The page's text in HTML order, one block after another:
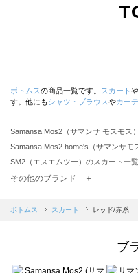
ボトムスの商品一覧です。 スカート や
す。他にもシャツ・ブラウスやカー
Samansa Mos2（サマンサ モスモス
Samansa Mos2 home's（サマンサモ
SM2（エスエムツー）のスカート一覧
TSUHARU by Samansa Mos2（ツハ
Samansa Mos2 blue（サマンサモス
sō4ū（ソウフォーユー）のスカート
Te chichi（テチチ）のスカート一覧
その他のブランド ＋
ボトムス スカート レッド/赤系
ブ